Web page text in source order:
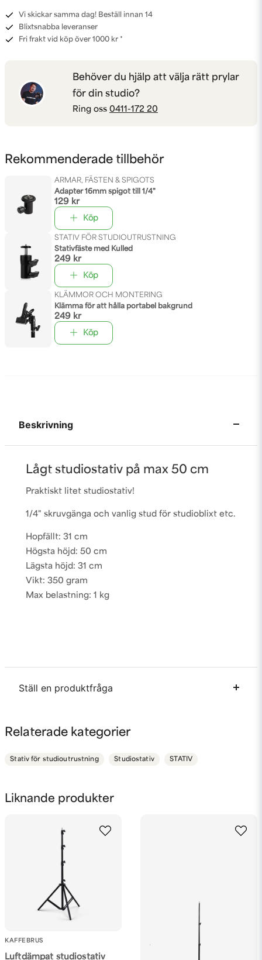
Vi skickar samma dag! Beställ innan 14
Blixtsnabba leveranser
Fri frakt vid köp över 1000 kr *
Behöver du hjälp att välja rätt prylar
för din studio?
Ring oss 0411-172 20
Rekommenderade tillbehör
ARMAR, FÄSTEN & SPIGOTS
Adapter 16mm spigot till 1/4"
129 kr
Köp
STATIV FÖR STUDIOUTRUSTNING
Stativfäste med Kulled
249 kr
Köp
KLÄMMOR OCH MONTERING
Klämma för att hålla portabel bakgrund
249 kr
Köp
Liknande produkter
KAFFEBRUS
Luftdämpat studiostativ
Beskrivning
Lågt studiostativ på max 50 cm
Praktiskt litet studiostativ!
1/4" skruvgänga och vanlig stud för studioblixt etc.
Hopfällt: 31 cm
Högsta höjd: 50 cm
Lägsta höjd: 31 cm
Vikt: 350 gram
Max belastning: 1 kg
Ställ en produktfråga
Fråga oss något om denna produkten...
Mejladress
Ja, ni får publicera min fråga
Relaterade kategorier
Stativ för studioutrustning Studiostativ STATIV